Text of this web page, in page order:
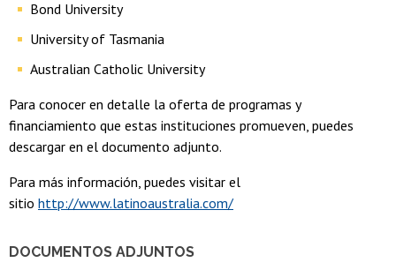
DOCUMENTOS ADJUNTOS
Bond University
University of Tasmania
Australian Catholic University
Para conocer en detalle la oferta de programas y
financiamiento que estas instituciones promueven, puedes
descargar en el documento adjunto.
Para más información, puedes visitar el
sitio http://www.latinoaustralia.com/